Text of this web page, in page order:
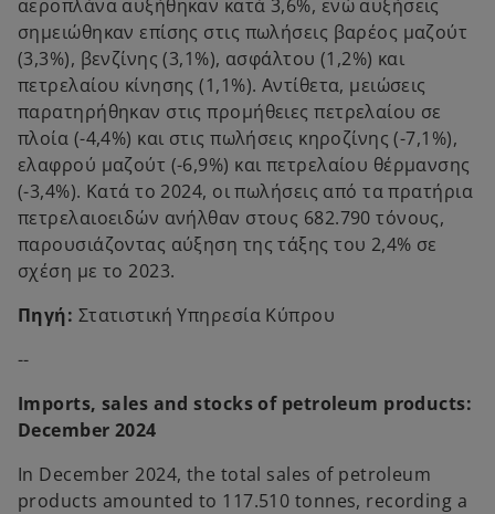
αεροπλάνα αυξήθηκαν κατά 3,6%, ενώ αυξήσεις
σημειώθηκαν επίσης στις πωλήσεις βαρέος μαζούτ
(3,3%), βενζίνης (3,1%), ασφάλτου (1,2%) και
πετρελαίου κίνησης (1,1%). Αντίθετα, μειώσεις
παρατηρήθηκαν στις προμήθειες πετρελαίου σε
πλοία (-4,4%) και στις πωλήσεις κηροζίνης (-7,1%),
ελαφρού μαζούτ (-6,9%) και πετρελαίου θέρμανσης
(-3,4%). Κατά το 2024, οι πωλήσεις από τα πρατήρια
πετρελαιοειδών ανήλθαν στους 682.790 τόνους,
παρουσιάζοντας αύξηση της τάξης του 2,4% σε
σχέση με το 2023.
Πηγή: Στατιστική Υπηρεσία Κύπρου
--
Imports, sales and stocks of petroleum products:
December 2024
In December 2024, the total sales of petroleum
products amounted to 117.510 tonnes, recording a